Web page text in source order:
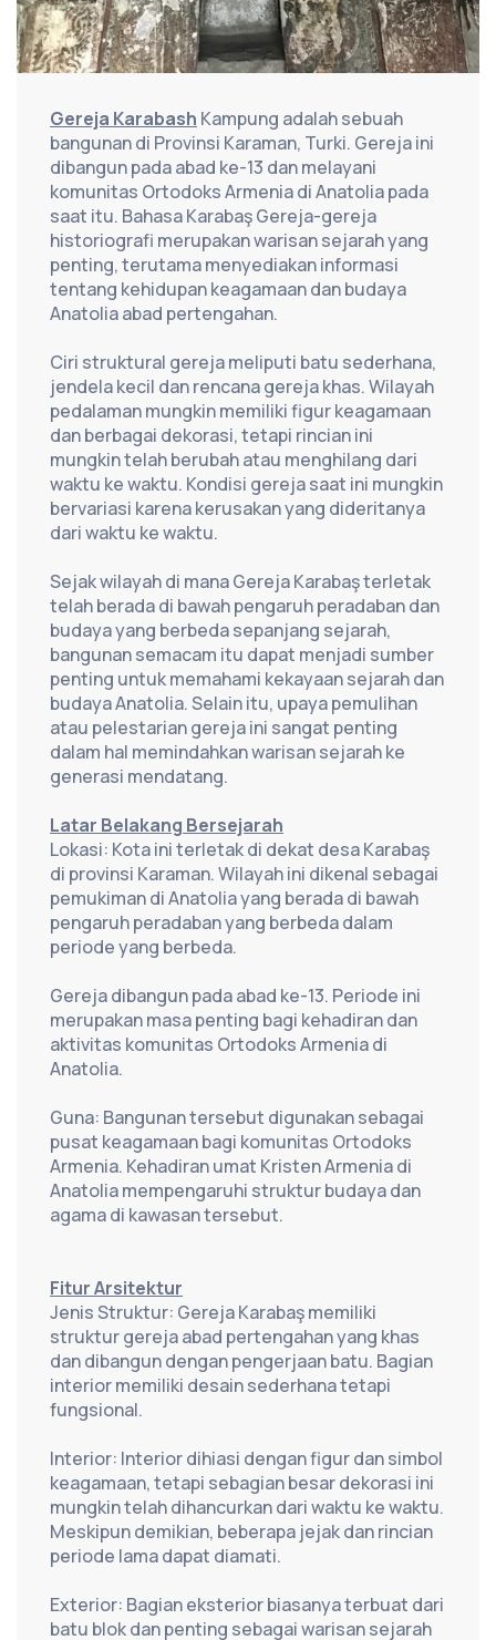
Gereja Karabash Kampung adalah sebuah
bangunan di Provinsi Karaman, Turki. Gereja ini
dibangun pada abad ke-13 dan melayani
komunitas Ortodoks Armenia di Anatolia pada
saat itu. Bahasa Karabaş Gereja-gereja
historiografi merupakan warisan sejarah yang
penting, terutama menyediakan informasi
tentang kehidupan keagamaan dan budaya
Anatolia abad pertengahan.
Ciri struktural gereja meliputi batu sederhana,
jendela kecil dan rencana gereja khas. Wilayah
pedalaman mungkin memiliki figur keagamaan
dan berbagai dekorasi, tetapi rincian ini
mungkin telah berubah atau menghilang dari
waktu ke waktu. Kondisi gereja saat ini mungkin
bervariasi karena kerusakan yang dideritanya
dari waktu ke waktu.
Sejak wilayah di mana Gereja Karabaş terletak
telah berada di bawah pengaruh peradaban dan
budaya yang berbeda sepanjang sejarah,
bangunan semacam itu dapat menjadi sumber
penting untuk memahami kekayaan sejarah dan
budaya Anatolia. Selain itu, upaya pemulihan
atau pelestarian gereja ini sangat penting
dalam hal memindahkan warisan sejarah ke
generasi mendatang.
Latar Belakang Bersejarah
Lokasi: Kota ini terletak di dekat desa Karabaş
di provinsi Karaman. Wilayah ini dikenal sebagai
pemukiman di Anatolia yang berada di bawah
pengaruh peradaban yang berbeda dalam
periode yang berbeda.
Gereja dibangun pada abad ke-13. Periode ini
merupakan masa penting bagi kehadiran dan
aktivitas komunitas Ortodoks Armenia di
Anatolia.
Guna: Bangunan tersebut digunakan sebagai
pusat keagamaan bagi komunitas Ortodoks
Armenia. Kehadiran umat Kristen Armenia di
Anatolia mempengaruhi struktur budaya dan
agama di kawasan tersebut.
Fitur Arsitektur
Jenis Struktur: Gereja Karabaş memiliki
struktur gereja abad pertengahan yang khas
dan dibangun dengan pengerjaan batu. Bagian
interior memiliki desain sederhana tetapi
fungsional.
Interior: Interior dihiasi dengan figur dan simbol
keagamaan, tetapi sebagian besar dekorasi ini
mungkin telah dihancurkan dari waktu ke waktu.
Meskipun demikian, beberapa jejak dan rincian
periode lama dapat diamati.
Exterior: Bagian eksterior biasanya terbuat dari
batu blok dan penting sebagai warisan sejarah